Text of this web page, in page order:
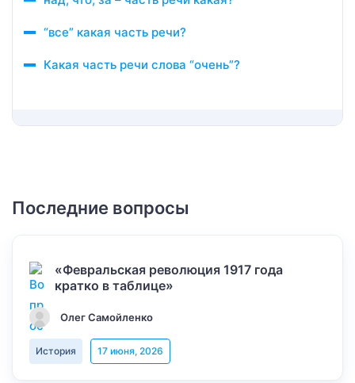
“все” какая часть речи?
Какая часть речи слова “очень”?
Последние вопросы
«Февральская революция 1917 года
кратко в таблице»
Олег Самойленко
История 17 июня, 2026